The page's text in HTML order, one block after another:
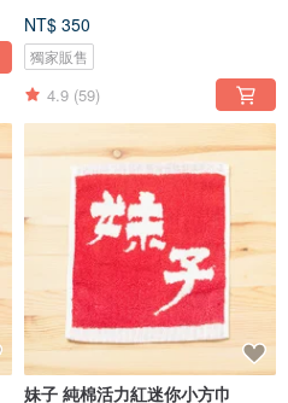
NT$ 350
獨家販售
4.9 (59)
妹子 純棉活力紅迷你小方巾